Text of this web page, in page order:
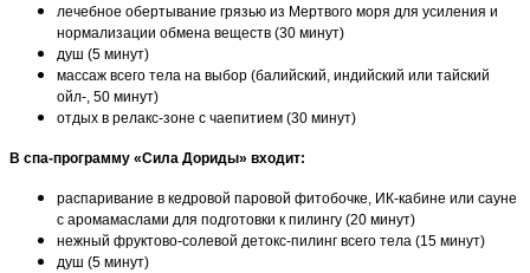
лечебное обертывание грязью из Мертвого моря для усиления и
нормализации обмена веществ (30 минут)
душ (5 минут)
массаж всего тела на выбор (балийский, индийский или тайский
ойл-, 50 минут)
отдых в релакс-зоне с чаепитием (30 минут)
В спа-программу «Сила Дориды» входит:
распаривание в кедровой паровой фитобочке, ИК-кабине или сауне
с аромамаслами для подготовки к пилингу (20 минут)
нежный фруктово-солевой детокс-пилинг всего тела (15 минут)
душ (5 минут)